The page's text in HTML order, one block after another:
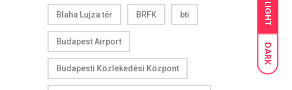
LIGHT
DARK
Blaha Lujza tér BRFK bti
Budapest Airport
Budapesti Közlekedési Központ